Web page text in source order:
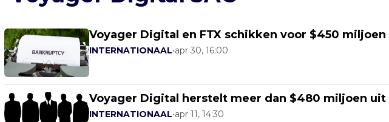
Voyager Digital en FTX schikken voor $450
INTERNATIONAAL•apr 30, 16:00
Voyager Digital herstelt meer dan $480 miljoen
INTERNATIONAAL•apr 11, 14:30